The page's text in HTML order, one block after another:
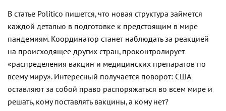
В статье Politico пишется, что новая структура займется
каждой деталью в подготовке к предстоящим в мире
пандемиям. Координатор станет наблюдать за реакцией
на происходящее других стран, проконтролирует
«распределения вакцин и медицинских препаратов по
всему миру». Интересный получается поворот: США
оставляют за собой право распоряжаться во всем мире и
решать, кому поставлять вакцины, а кому нет?